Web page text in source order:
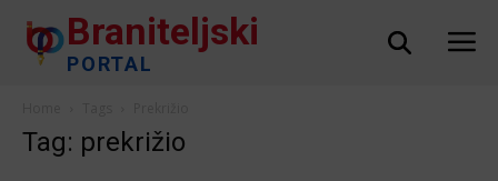
Braniteljski
PORTAL
Tag: prekrižio